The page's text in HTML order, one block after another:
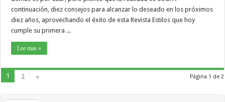
continuación, diez consejos para alcanzar lo deseado en los próximos
diez años, aprovechando el éxito de esta Revista Estilos que hoy
cumple su primera ...
Lee mas »
Página 1 de 2
1 2 »